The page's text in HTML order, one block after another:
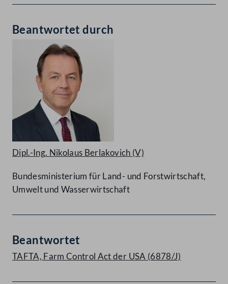
Beantwortet durch
Dipl.-Ing. Nikolaus Berlakovich (V)
Bundesministerium für Land- und Forstwirtschaft,
Umwelt und Wasserwirtschaft
Beantwortet
TAFTA, Farm Control Act der USA (6878/J)